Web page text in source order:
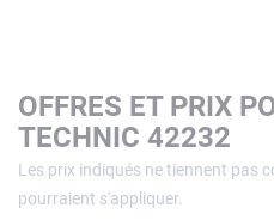
OFFRES ET PRIX
TECHNIC 42232
Les prix indiqués ne tiennent pas
pourraient s'appliquer.